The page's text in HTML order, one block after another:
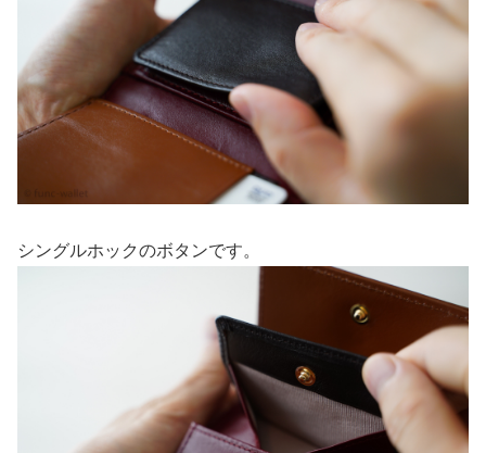
シングルホックのボタンです。